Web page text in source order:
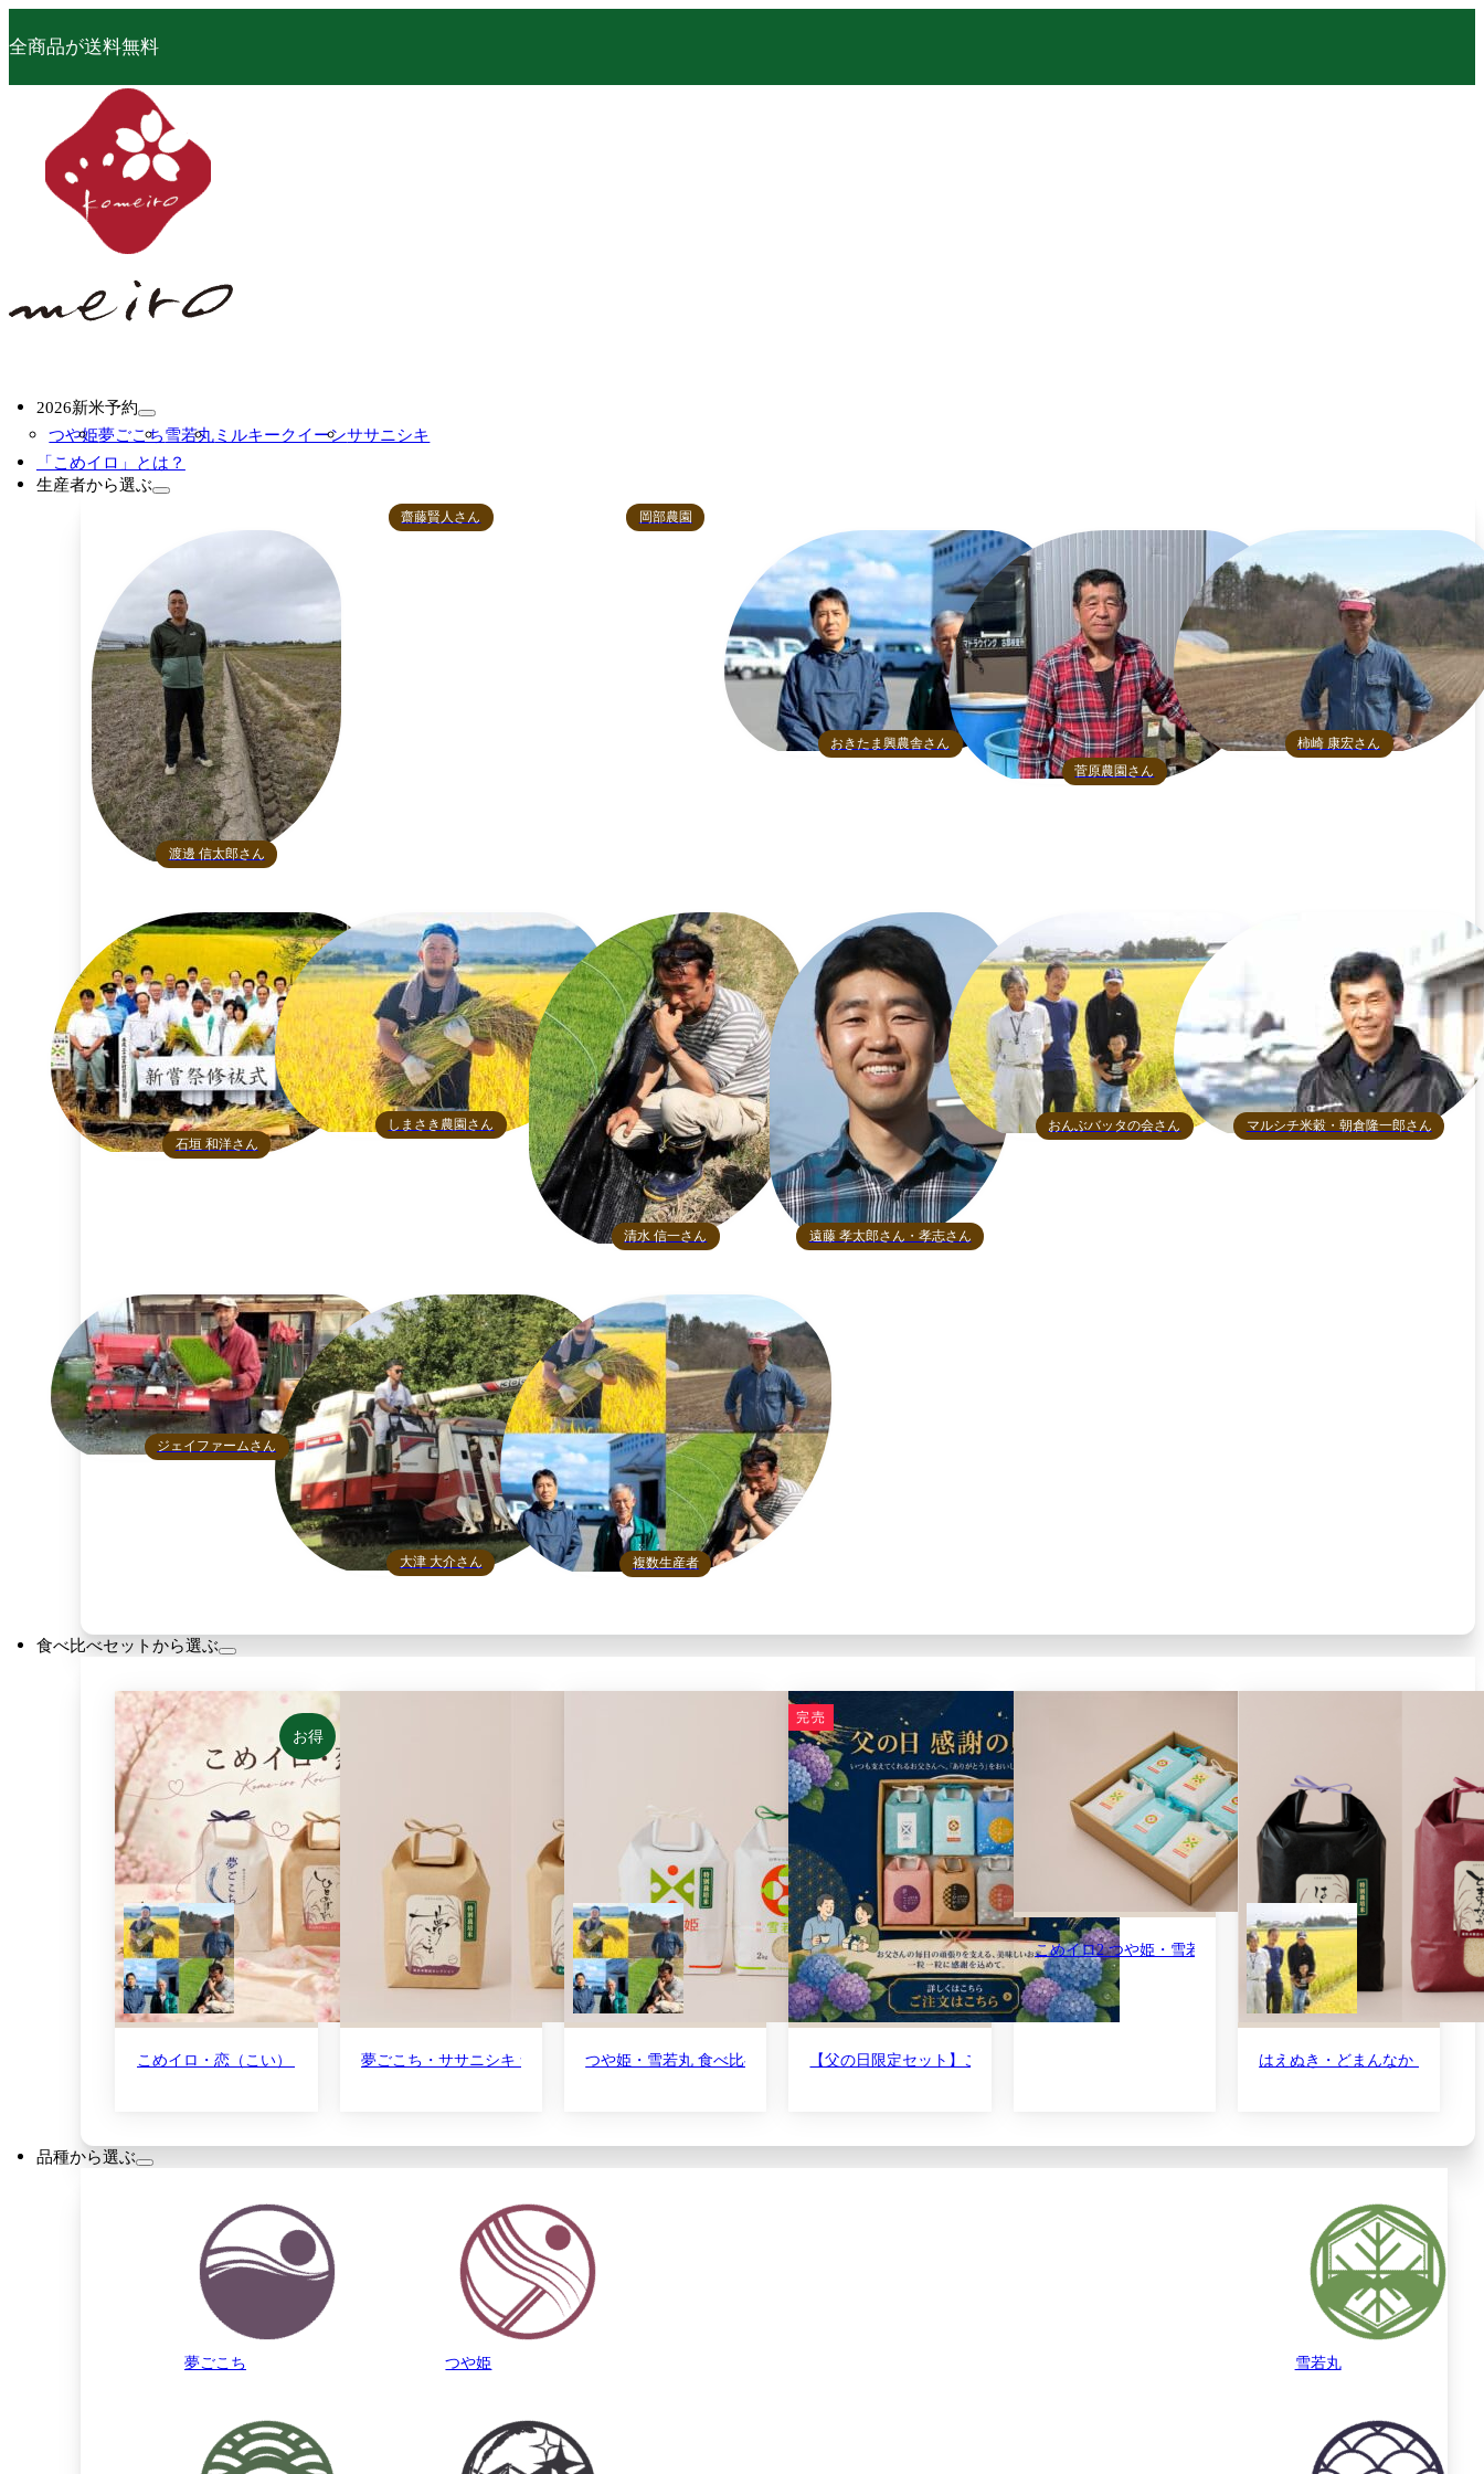
全商品が送料無料
2026新米予約
つや姫夢ごこち雪若丸ミルキークイーンササニシキ
「こめイロ」とは？
生産者から選ぶ
渡邊 信太郎さん
齋藤賢人さん 岡部農園
おきたま興農舎さん
菅原農園さん
柿崎 康宏さん
石垣 和洋さん
しまさき農園さん
清水 信一さん 遠藤 孝太郎さん・孝志さん
おんぶバッタの会さん マルシチ米穀・朝倉隆一郎さん
ジェイファームさん
大津 大介さん 複数生産者
食べ比べセットから選ぶ
お得
こめイロ・恋（こい） | 恋する食べ比べセット ひとめぼれと夢ごこち 令和7年産
夢ごこち・ササニシキ 食べ比べセット 令和7年産 白米2kg×2
つや姫・雪若丸 食べ比べセット 令和7年産
完売
【父の日限定セット】こめイロ6 ゆうだい21・夢ごこち・コシヒカリ食べ比べセット 3合
こめイロ2 つや姫・雪若丸食べ比べセット 3合(450g)×6袋 令和7
はえぬき・どまんなか 同時デ
品種から選ぶ
夢ごこち つや姫 雪若丸